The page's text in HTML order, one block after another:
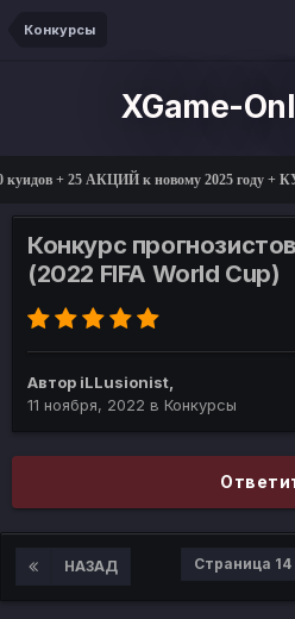
Конкурсы
XGame-
+ 25 АКЦИЙ к новому 2025 году +
Конкурс
(2022 FIFA World Cup)
Автор iLLusionist,
11 ноября, 2022 в Конкурсы
НАЗАД Страница 14